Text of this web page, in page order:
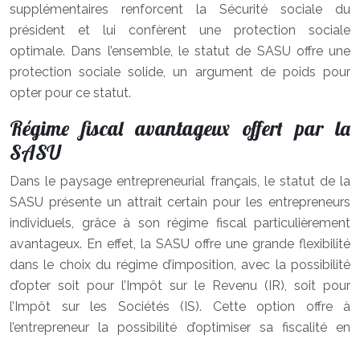
supplémentaires renforcent la Sécurité sociale du
président et lui confèrent une protection sociale
optimale. Dans l’ensemble, le statut de SASU offre une
protection sociale solide, un argument de poids pour
opter pour ce statut.
Régime fiscal avantageux offert par la
SASU
Dans le paysage entrepreneurial français, le statut de la
SASU présente un attrait certain pour les entrepreneurs
individuels, grâce à son régime fiscal particulièrement
avantageux. En effet, la SASU offre une grande flexibilité
dans le choix du régime d’imposition, avec la possibilité
d’opter soit pour l’Impôt sur le Revenu (IR), soit pour
l’Impôt sur les Sociétés (IS). Cette option offre à
l’entrepreneur la possibilité d’optimiser sa fiscalité en